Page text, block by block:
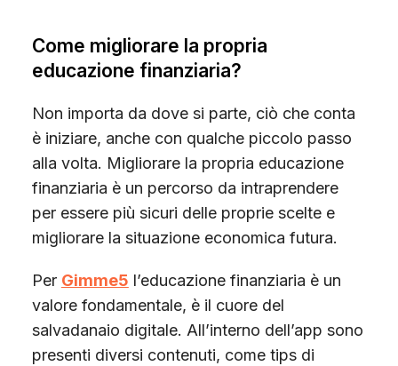
Come migliorare la propria
educazione finanziaria?
Non importa da dove si parte, ciò che conta
è iniziare, anche con qualche piccolo passo
alla volta. Migliorare la propria educazione
finanziaria è un percorso da intraprendere
per essere più sicuri delle proprie scelte e
migliorare la situazione economica futura.
Per Gimme5 l’educazione finanziaria è un
valore fondamentale, è il cuore del
salvadanaio digitale. All’interno dell’app sono
presenti diversi contenuti, come tips di